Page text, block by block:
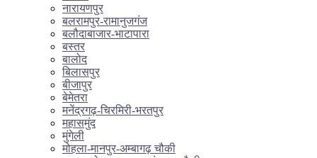
नारायणपुर
बलरामपुर-रामानुजगंज
बलौदाबाजार-भाटापारा
बस्तर
बालोद
बिलासपुर
बीजापुर
बेमेतरा
मनेंद्रगढ़-चिरमिरी-भरतपुर
महासमुंद
मुंगेली
मोहला-मानपुर-अम्बागढ़ चौकी